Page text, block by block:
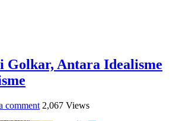
Golkar, Antara Idealisme
comment 2,067 Views